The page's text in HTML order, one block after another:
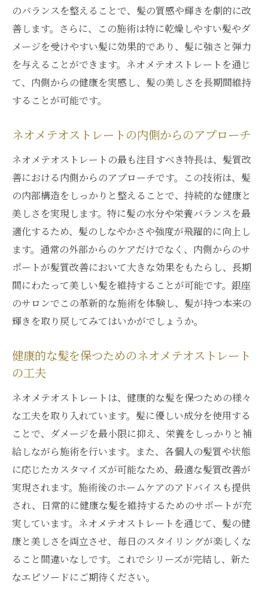
のバランスを整えることで、髪の質感や輝きを劇的に改
善します。さらに、この施術は特に乾燥しやすい髪やダ
メージを受けやすい髪に効果的であり、髪に強さと弾力
を与えることができます。ネオメテオストレートを通じ
て、内側からの健康を実感し、髪の美しさを長期間維持
することが可能です。
ネオメテオストレートの内側からのアプローチ
ネオメテオストレートの最も注目すべき特長は、髪質改
善における内側からのアプローチです。この技術は、髪
の内部構造をしっかりと整えることで、持続的な健康と
美しさを実現します。特に髪の水分や栄養バランスを最
適化するため、髪のしなやかさや強度が飛躍的に向上し
ます。通常の外部からのケアだけでなく、内側からのサ
ポートが髪質改善において大きな効果をもたらし、長期
間にわたって美しい髪を維持することが可能です。銀座
のサロンでこの革新的な施術を体験し、髪が持つ本来の
輝きを取り戻してみてはいかがでしょうか。
健康的な髪を保つためのネオメテオストレート
の工夫
ネオメテオストレートは、健康的な髪を保つための様々
な工夫を取り入れています。髪に優しい成分を使用する
ことで、ダメージを最小限に抑え、栄養をしっかりと補
給しながら施術を行います。また、各個人の髪質や状態
に応じたカスタマイズが可能なため、最適な髪質改善が
実現されます。施術後のホームケアのアドバイスも提供
され、日常的に健康な髪を維持するためのサポートが充
実しています。ネオメテオストレートを通じて、髪の健
康と美しさを両立させ、毎日のスタイリングが楽しくな
ること間違いなしです。これでシリーズが完結し、新た
なエピソードにご期待ください。